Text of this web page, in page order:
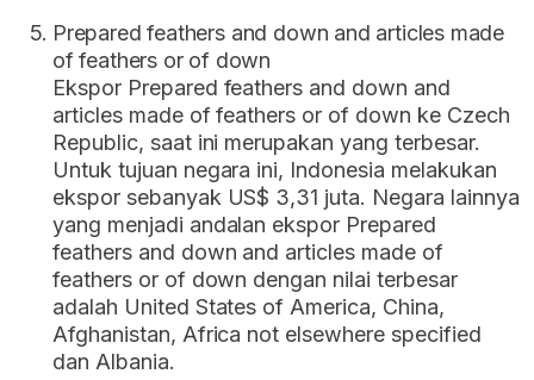
Prepared feathers and down and articles made
of feathers or of down
Ekspor Prepared feathers and down and
articles made of feathers or of down ke Czech
Republic, saat ini merupakan yang terbesar.
Untuk tujuan negara ini, Indonesia melakukan
ekspor sebanyak US$ 3,31 juta. Negara lainnya
yang menjadi andalan ekspor Prepared
feathers and down and articles made of
feathers or of down dengan nilai terbesar
adalah United States of America, China,
Afghanistan, Africa not elsewhere specified
dan Albania.